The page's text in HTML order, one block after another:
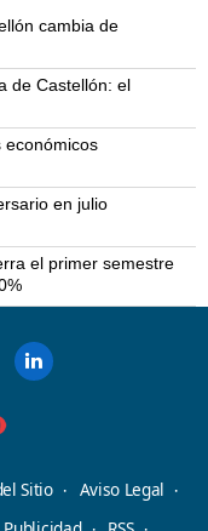
cambia de
de Castellón: el
económicos
en julio
el primer semestre
Sitio
Aviso Legal